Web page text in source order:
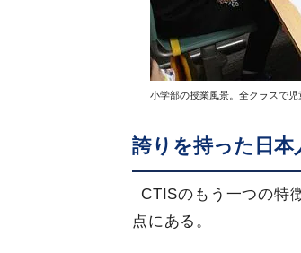
小学部の授業風景。全クラスで
誇りを持った日本
CTISのもう一つの特
点にある。